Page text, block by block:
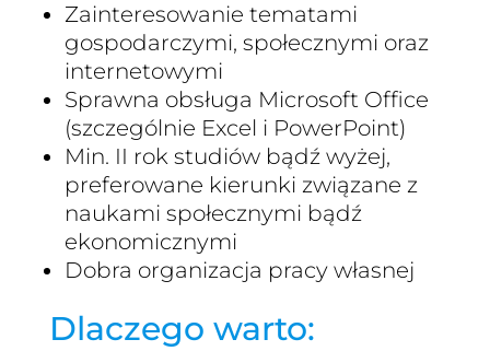
Zainteresowanie tematami
gospodarczymi, społecznymi oraz
internetowymi
Sprawna obsługa Microsoft Office
(szczególnie Excel i PowerPoint)
Min. II rok studiów bądź wyżej,
preferowane kierunki związane z
naukami społecznymi bądź
ekonomicznymi
Dobra organizacja pracy własnej
Dlaczego warto: